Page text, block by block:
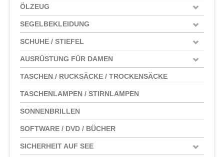
ÖLZEUG
SEGELBEKLEIDUNG
SCHUHE / STIEFEL
AUSRÜSTUNG FÜR DAMEN
TASCHEN / RUCKSÄCKE / TROCKENSÄCKE
TASCHENLAMPEN / STIRNLAMPEN
SONNENBRILLEN
SOFTWARE / DVD / BÜCHER
SICHERHEIT AUF SEE